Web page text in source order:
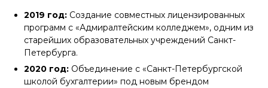
2019 год: Создание совместных лицензированных
программ с «Адмиралтейским колледжем», одним из
старейших образовательных учреждений Санкт-
Петербурга.
2020 год: Объединение с «Санкт-Петербургской
школой бухгалтерии» под новым брендом